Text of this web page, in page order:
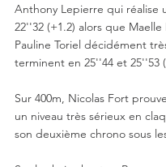
Anthony Lepierre qui réalise
22''32 (+1.2) alors que
Pauline Toriel décidément
terminent en 25''44 et 25''53
Sur 400m, Nicolas Fort
un niveau très sérieux en
son deuxième chrono sous